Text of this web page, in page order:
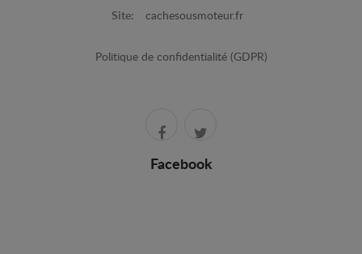
Site: cachesousmoteur.fr
Politique de confidentialité (GDPR)
Facebook